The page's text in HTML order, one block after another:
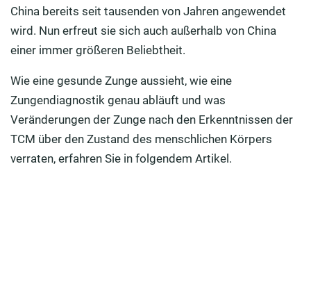
China bereits seit tausenden von Jahren angewendet
wird. Nun erfreut sie sich auch außerhalb von China
einer immer größeren Beliebtheit.
Wie eine gesunde Zunge aussieht, wie eine
Zungendiagnostik genau abläuft und was
Veränderungen der Zunge nach den Erkenntnissen der
TCM über den Zustand des menschlichen Körpers
verraten, erfahren Sie in folgendem Artikel.